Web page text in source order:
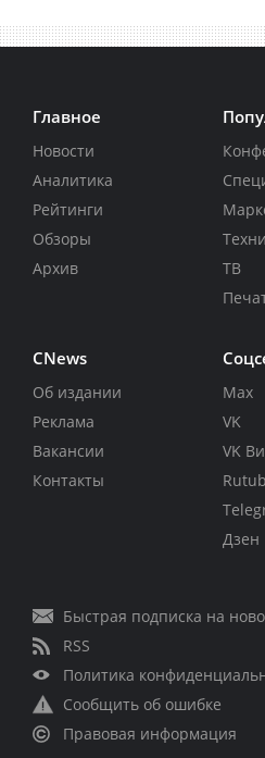
Главное
Новости
Аналитика
Рейтинги
Обзоры
Архив
ТВ
CNews
Об издании
Реклама
Вакансии
Контакты
Max
VK
VK
Дзен
Быстрая подписка на
RSS
Политика
Сообщить об ошибке
Правовая информация